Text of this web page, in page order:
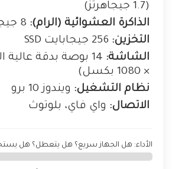
(1.7 جيجاهرتز)
الذاكرة العشوائية (الرام):
التخزين:
الشاشة:
× 1080 بكسل)
نظام التشغيل: ويندوز 10 برو
الاتصال: واي فاي، بلوتوث
الأداء: هل الجهاز سريع؟ هل يتعطل؟ هل